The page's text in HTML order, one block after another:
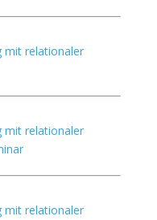
mit relationaler
mit relationaler
mit relationaler